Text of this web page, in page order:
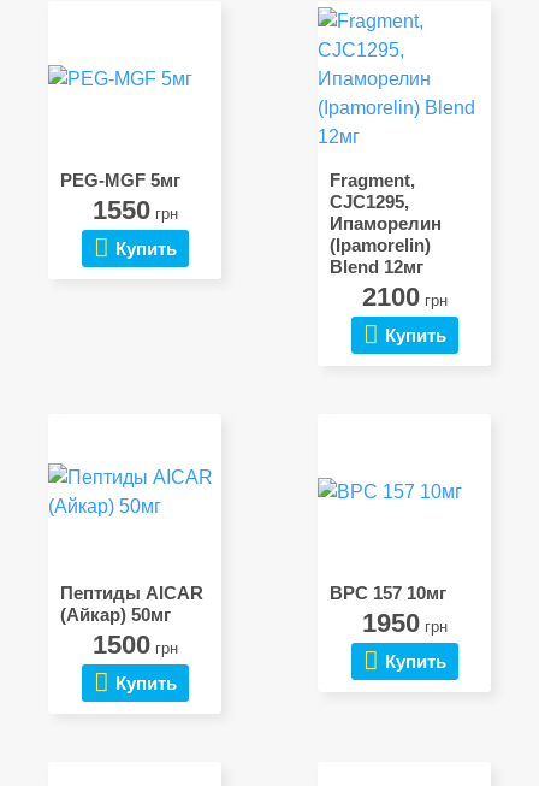
PEG-MGF 5мг
1550грн
Купить
Fragment,
CJC1295,
Ипаморелин
(Ipamorelin)
Blend 12мг
2100грн
Купить
Пептиды AICAR
(Айкар) 50мг
1500грн
Купить
BPC 157 10мг
1950грн
Купить